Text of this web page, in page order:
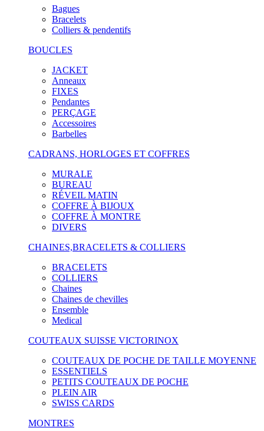
Bagues
Bracelets
Colliers & pendentifs
BOUCLES
JACKET
Anneaux
FIXES
Pendantes
PERÇAGE
Accessoires
Barbelles
CADRANS, HORLOGES ET COFFRES
MURALE
BUREAU
RÉVEIL MATIN
COFFRE À BIJOUX
COFFRE À MONTRE
DIVERS
CHAINES,BRACELETS & COLLIERS
BRACELETS
COLLIERS
Chaines
Chaines de chevilles
Ensemble
Medical
COUTEAUX SUISSE VICTORINOX
COUTEAUX DE POCHE DE TAILLE MOYENNE
ESSENTIELS
PETITS COUTEAUX DE POCHE
PLEIN AIR
SWISS CARDS
MONTRES